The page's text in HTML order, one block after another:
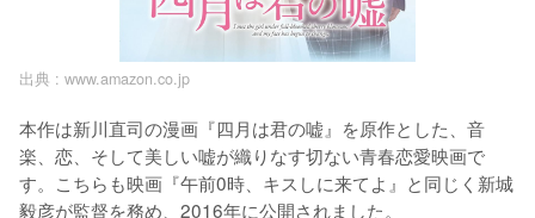
出典 : www.amazon.co.jp
本作は新川直司の漫画『四月は君の嘘』を原作とした、音
楽、恋、そして美しい嘘が織りなす切ない青春恋愛映画で
す。こちらも映画『午前0時、キスしに来てよ』と同じく新城
毅彦が監督を務め、2016年に公開されました。